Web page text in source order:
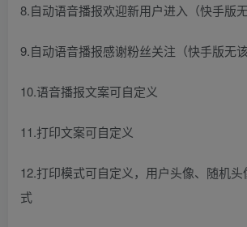
8.自动语音播报欢迎新用户进入（快手版无
9.自动语音播报感谢粉丝关注（快手版无该
10.语音播报文案可自定义
11.打印文案可自定义
12.打印模式可自定义，用户头像、随机
式